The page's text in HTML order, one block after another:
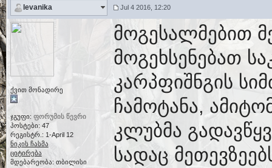
levanika Jul 4 2016, 12:20
ქვით მონადირე
ჯგუფი: ფორუმის წევრი
პოსტები: 47
რეგისტრ.: 1-April 12
ნიკის ჩასმა
ციტირება
მდებარეობა: თბილისი
მოგესალმებით
მოგეხსენებათ
კარპფიშნგის
ჩამოტანა,
კლუბმა
სადაც